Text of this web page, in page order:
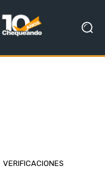
VERIFICACIONES